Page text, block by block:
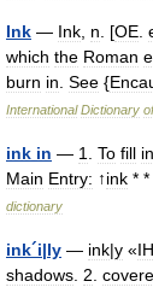
Ink — Ink n . [OE
which the Roman
burn in See {
International Dictionary of
ink in — 1 To fill in
Main Entry: ↑ink * *
dictionary
ink´i|ly — ink|y «
shadows 2